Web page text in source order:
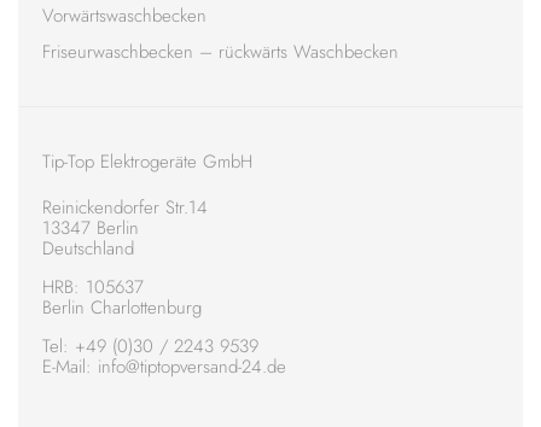
Vorwärtswaschbecken
Friseurwaschbecken – rückwärts Waschbecken
Tip-Top Elektrogeräte GmbH
Reinickendorfer Str.14
13347 Berlin
Deutschland
HRB: 105637
Berlin Charlottenburg
Tel: +49 (0)30 / 2243 9539
E-Mail: info@tiptopversand-24.de